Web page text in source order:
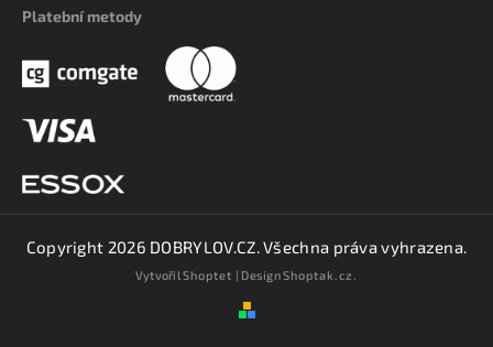
Platební metody
Copyright 2026 DOBRYLOV.CZ. Všechna práva vyhrazena.
VytvořilShoptet | DesignShoptak.cz.